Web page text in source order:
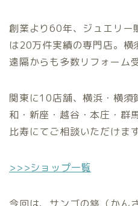
創業より60年、ジュエリー
は20万件実績の専門店。横
遠隔からも多数リフォーム受
関東に10店舗、横浜・横須
和・新座・越谷・本庄・群
比寿にてご相談いただけます
>>>ショップ一覧